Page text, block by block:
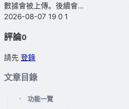
數據會被上傳。後續會...
2026-08-07 19 0 1
評論0
請先 登錄
文章目錄
功能一覽